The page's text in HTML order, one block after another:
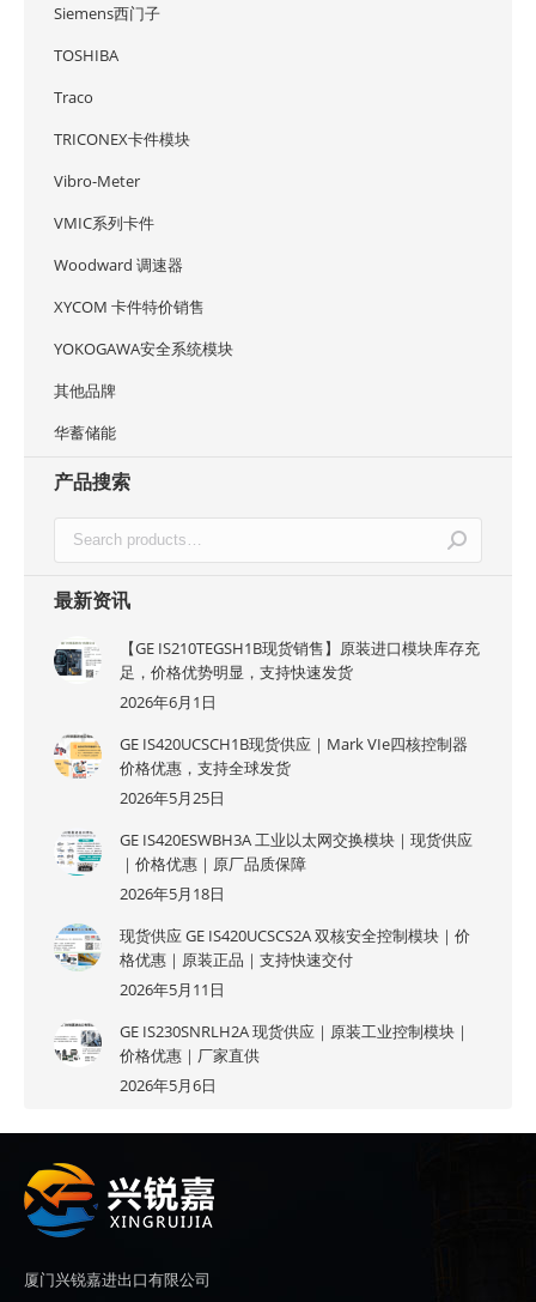
Siemens西门子
TOSHIBA
Traco
TRICONEX卡件模块
Vibro-Meter
VMIC系列卡件
Woodward 调速器
XYCOM 卡件特价销售
YOKOGAWA安全系统模块
其他品牌
华蓄储能
产品搜索
最新资讯
【GE IS210TEGSH1B现货销售】原装进口模块库存充
足，价格优势明显，支持快速发货
2026年6月1日
GE IS420UCSCH1B现货供应｜Mark VIe四核控制器
价格优惠，支持全球发货
2026年5月25日
GE IS420ESWBH3A 工业以太网交换模块｜现货供应
｜价格优惠｜原厂品质保障
2026年5月18日
现货供应 GE IS420UCSCS2A 双核安全控制模块｜价
格优惠｜原装正品｜支持快速交付
2026年5月11日
GE IS230SNRLH2A 现货供应｜原装工业控制模块｜
价格优惠｜厂家直供
2026年5月6日
厦门兴锐嘉进出口有限公司